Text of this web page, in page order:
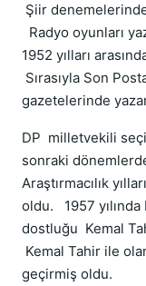
Şiir
Radyo oyunları
1952 yılları
Sırasıyla Son
gazetelerinde
DP milletvekili
sonraki
Araştırmacılık
oldu. 1957 yılında
dostluğu Kemal
Kemal Tahir ile
geçirmiş oldu.